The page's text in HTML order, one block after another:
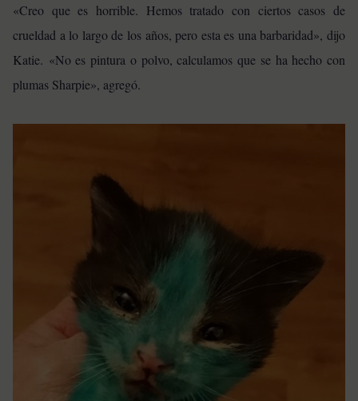
«Creo que es horrible. Hemos tratado con ciertos casos de
crueldad a lo largo de los años, pero esta es una barbaridad», dijo
Katie. «No es pintura o polvo, calculamos que se ha hecho con
plumas Sharpie», agregó.